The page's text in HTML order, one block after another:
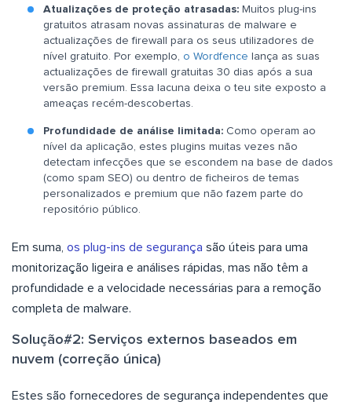
Atualizações de proteção atrasadas: Muitos plug-ins
gratuitos atrasam novas assinaturas de malware e
actualizações de firewall para os seus utilizadores de
nível gratuito. Por exemplo, o Wordfence lança as suas
actualizações de firewall gratuitas 30 dias após a sua
versão premium. Essa lacuna deixa o teu site exposto a
ameaças recém-descobertas.
Profundidade de análise limitada: Como operam ao
nível da aplicação, estes plugins muitas vezes não
detectam infecções que se escondem na base de dados
(como spam SEO) ou dentro de ficheiros de temas
personalizados e premium que não fazem parte do
repositório público.
Em suma, os plug-ins de segurança são úteis para uma
monitorização ligeira e análises rápidas, mas não têm a
profundidade e a velocidade necessárias para a remoção
completa de malware.
Solução#2: Serviços externos baseados em
nuvem (correção única)
Estes são fornecedores de segurança independentes que